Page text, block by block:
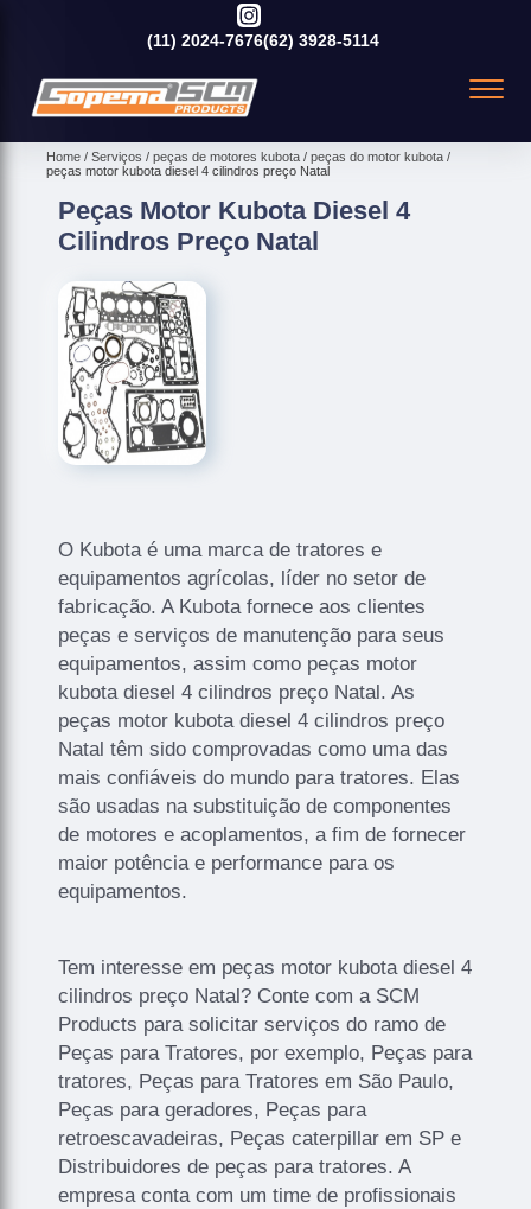
(11) 2024-7676(62) 3928-5114
Home Serviços peças de motores kubota
peças do motor kubota
peças motor kubota diesel 4 cilindros preço Natal
Peças Motor Kubota Diesel 4
Cilindros Preço Natal
O Kubota é uma marca de tratores e
equipamentos agrícolas, líder no setor de
fabricação. A Kubota fornece aos clientes
peças e serviços de manutenção para seus
equipamentos, assim como peças motor
kubota diesel 4 cilindros preço Natal. As
peças motor kubota diesel 4 cilindros preço
Natal têm sido comprovadas como uma das
mais confiáveis do mundo para tratores. Elas
são usadas na substituição de componentes
de motores e acoplamentos, a fim de fornecer
maior potência e performance para os
equipamentos.
Tem interesse em peças motor kubota diesel 4
cilindros preço Natal? Conte com a SCM
Products para solicitar serviços do ramo de
Peças para Tratores, por exemplo, Peças para
tratores, Peças para Tratores em São Paulo,
Peças para geradores, Peças para
retroescavadeiras, Peças caterpillar em SP e
Distribuidores de peças para tratores. A
empresa conta com um time de profissionais